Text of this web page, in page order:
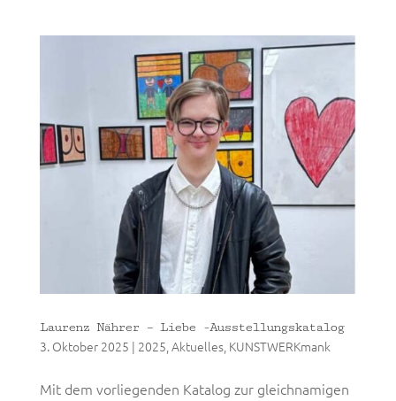
Laurenz Nährer – Liebe -Ausstellungskatalog
3. Oktober 2025 | 2025 Aktuelles, KUNSTWERKmank
Mit dem vorliegenden Katalog zur gleichnamigen